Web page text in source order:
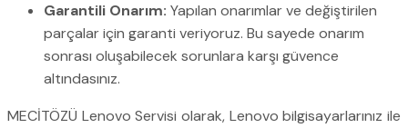
Garantili Onarım: Yapılan onarımlar ve değiştirilen
parçalar için garanti veriyoruz. Bu sayede onarım
sonrası oluşabilecek sorunlara karşı güvence
altındasınız.
MECİTÖZÜ Lenovo Servisi olarak, Lenovo bilgisayarlarınız ile